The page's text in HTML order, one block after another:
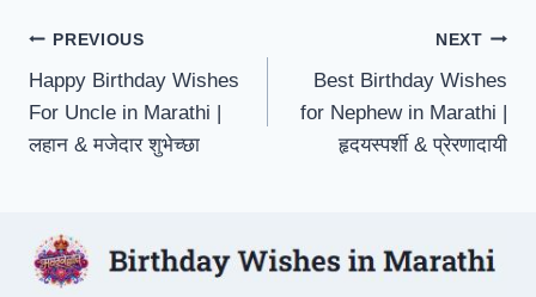
Post
navigation
PREVIOUS
Happy Birthday Wishes
For Uncle in Marathi |
लहान & मजेदार शुभेच्छा
NEXT
Best Birthday Wishes
for Nephew in Marathi |
हृदयस्पर्शी & प्रेरणादायी